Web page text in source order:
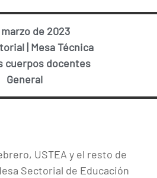
de 2023
| Mesa Técnica
cuerpos docentes
General
USTEA y el resto de
Sectorial de Educación